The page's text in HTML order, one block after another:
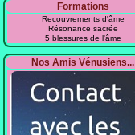
Formations
Recouvrements d'âme
Résonance sacrée
5 blessures de l'âme
Nos Amis Vénusiens...